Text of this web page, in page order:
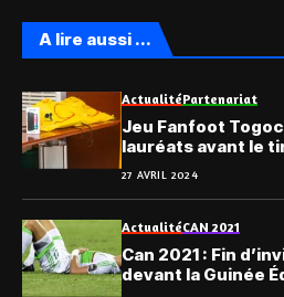
A lire aussi ...
ActualitéPartenariat
Jeu Fanfoot
lauréats avant le
27 AVRIL 2024
ActualitéCAN 2021
Can 2021 : Fin
devant la Guinée